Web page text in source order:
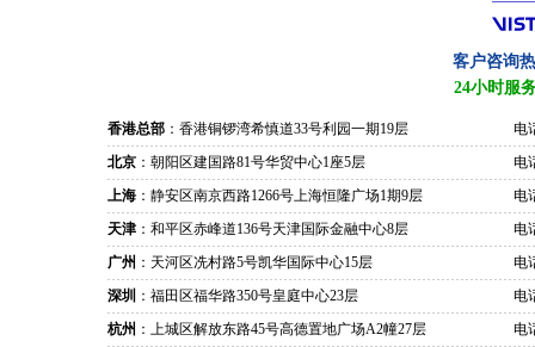
客户咨询
24小时服
香港总部 ：香港铜锣湾希慎道33号利园一期19层
电
北京 ：朝阳区建国路81号华贸中心1座5层
电
上海 ：静安区南京西路1266号上海恒隆广场1期9层
电
天津 ：和平区赤峰道136号天津国际金融中心8层
电
广州 ：天河区冼村路5号凯华国际中心15层
电
深圳 ：福田区福华路350号皇庭中心23层
电
杭州 ：上城区解放东路45号高德置地广场A2幢27层
电